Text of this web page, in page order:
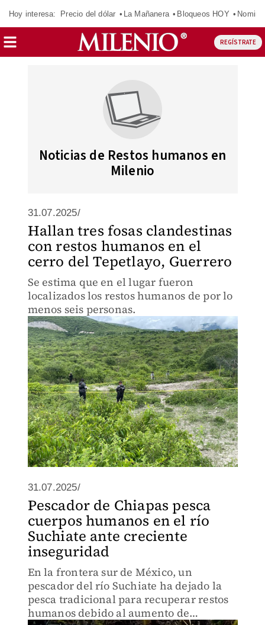
Hoy interesa: Precio del dólar La Mañanera Bloqueos HOY
REGÍSTRATE
Noticias de Restos humanos en
Milenio
31.07.2025/
Hallan tres fosas clandestinas
con restos humanos en el
cerro del Tepetlayo, Guerrero
Se estima que en el lugar fueron
localizados los restos humanos de por lo
menos seis personas.
31.07.2025/
Pescador de Chiapas pesca
cuerpos humanos en el río
Suchiate ante creciente
inseguridad
En la frontera sur de México, un
pescador del río Suchiate ha dejado la
pesca tradicional para recuperar restos
humanos debido al aumento de